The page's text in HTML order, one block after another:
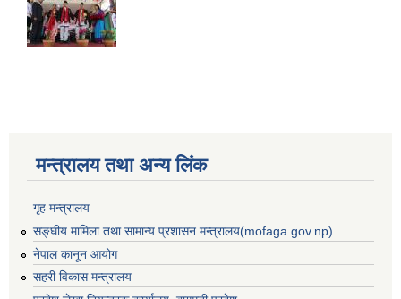
मन्त्रालय तथा अन्य लिंक
गृह मन्त्रालय
सङ्घीय मामिला तथा सामान्य प्रशासन मन्त्रालय(mofaga.gov.np)
नेपाल कानून आयोग
सहरी विकास मन्त्रालय